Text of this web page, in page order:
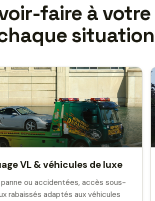
faire à
VL & véhicules de luxe
ou accidentées, accès sous-
rabaissés adaptés aux véhicules